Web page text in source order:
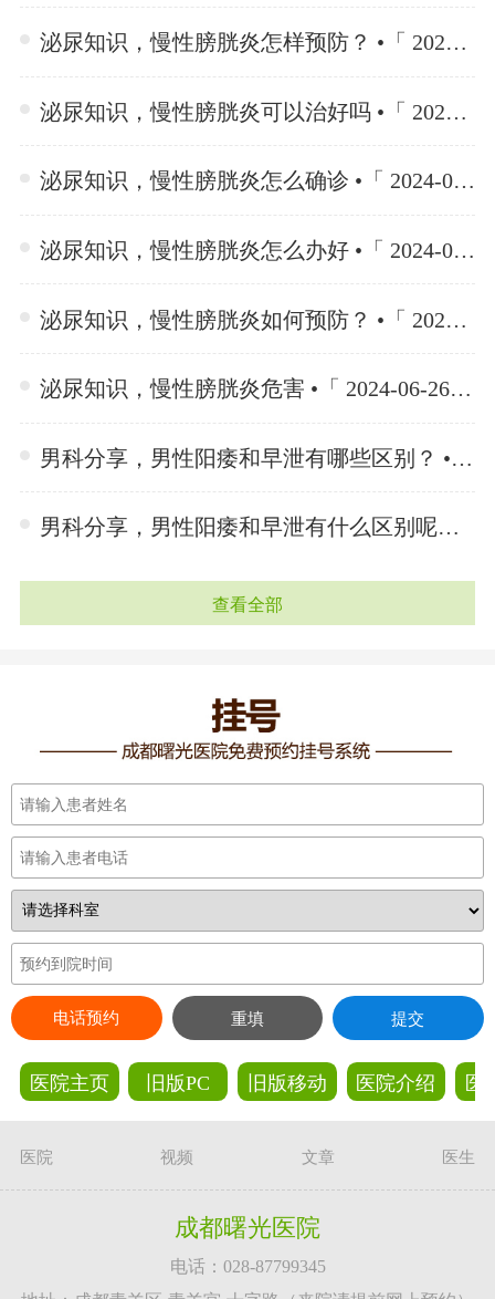
泌尿知识，慢性膀胱炎怎样预防？ •「 2024-06-26 」
泌尿知识，慢性膀胱炎可以治好吗 •「 2024-06-26 」
泌尿知识，慢性膀胱炎怎么确诊 •「 2024-06-26 」
泌尿知识，慢性膀胱炎怎么办好 •「 2024-06-26 」
泌尿知识，慢性膀胱炎如何预防？ •「 2024-06-26 」
泌尿知识，慢性膀胱炎危害 •「 2024-06-26 」
男科分享，男性阳痿和早泄有哪些区别？ •「 2024-06-25 」
男科分享，男性阳痿和早泄有什么区别呢？ •「 2024-06-25 」
查看全部
电话预约 重填 提交
医院主页 旧版PC 旧版移动 医院介绍 医
医院 视频 文章 医生
成都曙光医院
电话：028-87799345